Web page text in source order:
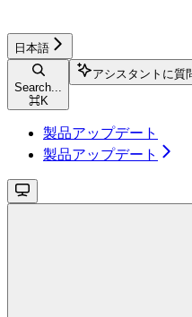
日本語
Search...
⌘K
アシスタントに質
製品アップデート
製品アップデート